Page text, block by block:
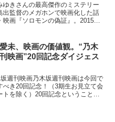
ゆきさんの最高傑作のミステリー
出監督のメガホンで映画化した話
映画『ソロモンの偽証』。2015年3
結編となる『後篇・裁判』が公開
ま...
未、映画の価値観。“乃木
映画”20回記念ダイジェス
週刊映画乃木坂週刊映画は今回で
べき20回記念！（3期生お見立て会
トを除く）20回記念ということ